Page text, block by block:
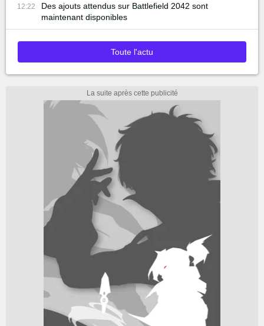
12:22
Des ajouts attendus sur Battlefield 2042 sont
maintenant disponibles
Toute l'actu